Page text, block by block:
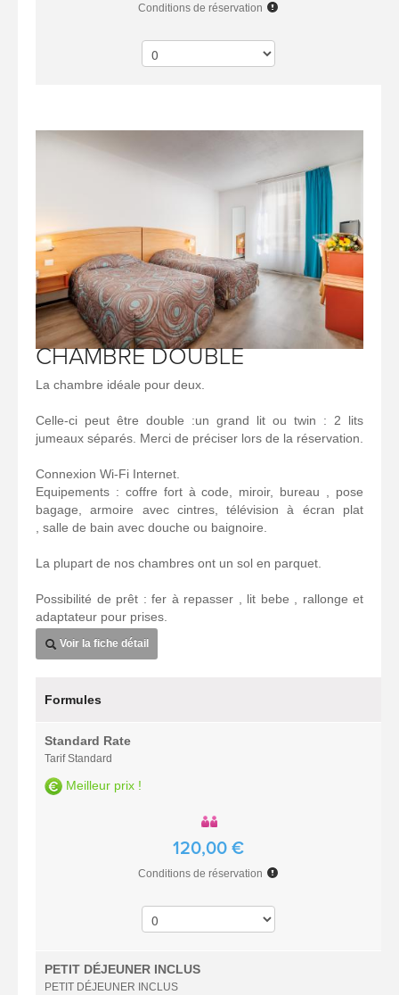
Conditions de réservation
CHAMBRE DOUBLE
La chambre idéale pour deux.
Celle-ci peut être double :un grand lit ou twin : 2 lits
jumeaux séparés. Merci de préciser lors de la réservation.
Connexion Wi-Fi Internet.
Equipements : coffre fort à code, miroir, bureau , pose
bagage, armoire avec cintres, télévision à écran plat
, salle de bain avec douche ou baignoire.
La plupart de nos chambres ont un sol en parquet.
Possibilité de prêt : fer à repasser , lit bebe , rallonge et
adaptateur pour prises.
Voir la fiche détail
Formules
Standard Rate
Tarif Standard
Meilleur prix !
120,00 €
Conditions de réservation
PETIT DÉJEUNER INCLUS
PETIT DÉJEUNER INCLUS